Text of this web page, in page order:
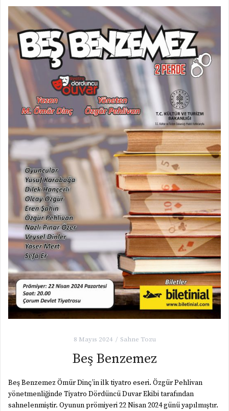
8 Mayıs 2024 Sahne Tozu
Beş Benzemez
Beş Benzemez Ömür Dinç’in ilk tiyatro eseri. Özgür Pehlivan
yönetmenliğinde Tiyatro Dördüncü Duvar Ekibi tarafından
sahnelenmiştir. Oyunun prömiyeri 22 Nisan 2024 günü yapılmıştır.